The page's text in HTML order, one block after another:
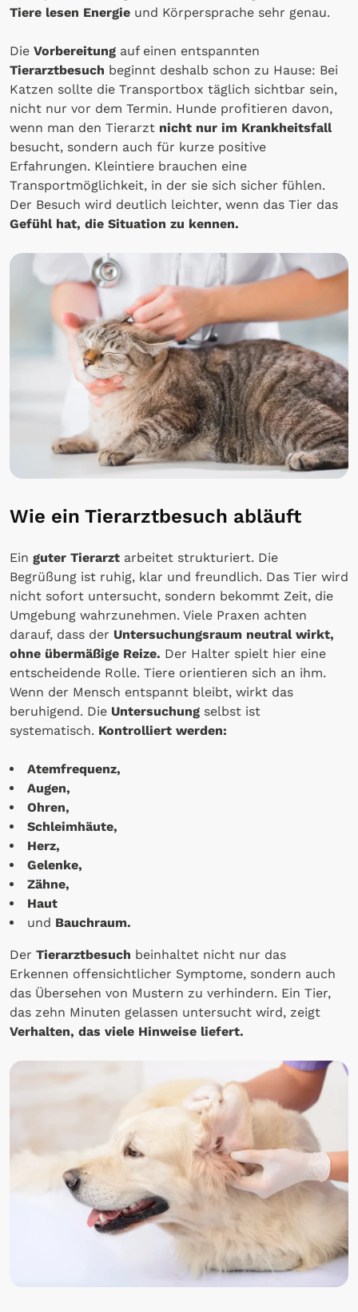
Tiere lesen Energie und Körpersprache sehr genau.
Die Vorbereitung auf einen entspannten
Tierarztbesuch beginnt deshalb schon zu Hause: Bei
Katzen sollte die Transportbox täglich sichtbar sein,
nicht nur vor dem Termin. Hunde profitieren davon,
wenn man den Tierarzt nicht nur im Krankheitsfall
besucht, sondern auch für kurze positive
Erfahrungen. Kleintiere brauchen eine
Transportmöglichkeit, in der sie sich sicher fühlen.
Der Besuch wird deutlich leichter, wenn das Tier das
Gefühl hat, die Situation zu kennen.
Wie ein Tierarztbesuch abläuft
Ein guter Tierarzt arbeitet strukturiert. Die
Begrüßung ist ruhig, klar und freundlich. Das Tier wird
nicht sofort untersucht, sondern bekommt Zeit, die
Umgebung wahrzunehmen. Viele Praxen achten
darauf, dass der Untersuchungsraum neutral wirkt,
ohne übermäßige Reize. Der Halter spielt hier eine
entscheidende Rolle. Tiere orientieren sich an ihm.
Wenn der Mensch entspannt bleibt, wirkt das
beruhigend. Die Untersuchung selbst ist
systematisch. Kontrolliert werden:
Atemfrequenz,
Augen,
Ohren,
Schleimhäute,
Herz,
Gelenke,
Zähne,
Haut
und Bauchraum.
Der Tierarztbesuch beinhaltet nicht nur das
Erkennen offensichtlicher Symptome, sondern auch
das Übersehen von Mustern zu verhindern. Ein Tier,
das zehn Minuten gelassen untersucht wird, zeigt
Verhalten, das viele Hinweise liefert.